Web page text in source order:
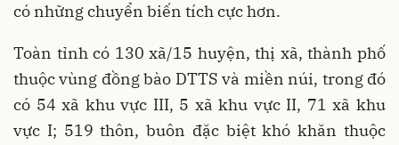
có những chuyển biến tích cực hơn.
Toàn tỉnh có 130 xã/15 huyện, thị xã, thành phố
thuộc vùng đồng bào DTTS và miền núi, trong đó
có 54 xã khu vực III, 5 xã khu vực II, 71 xã khu
vực I; 519 thôn, buôn đặc biệt khó khăn thuộc